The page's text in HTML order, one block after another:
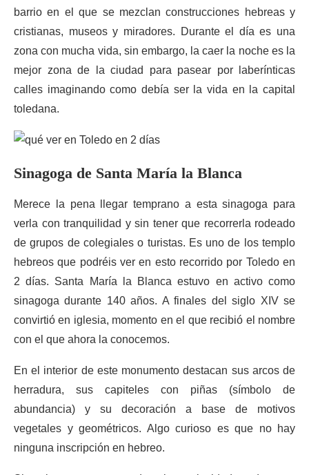
barrio en el que se mezclan construcciones hebreas y
cristianas, museos y miradores. Durante el día es una
zona con mucha vida, sin embargo, la caer la noche es la
mejor zona de la ciudad para pasear por laberínticas
calles imaginando como debía ser la vida en la capital
toledana.
Sinagoga de Santa María la Blanca
Merece la pena llegar temprano a esta sinagoga para
verla con tranquilidad y sin tener que recorrerla rodeado
de grupos de colegiales o turistas. Es uno de los templo
hebreos que podréis ver en esto recorrido por Toledo en
2 días. Santa María la Blanca estuvo en activo como
sinagoga durante 140 años. A finales del siglo XIV se
convirtió en iglesia, momento en el que recibió el nombre
con el que ahora la conocemos.
En el interior de este monumento destacan sus arcos de
herradura, sus capiteles con piñas (símbolo de
abundancia) y su decoración a base de motivos
vegetales y geométricos. Algo curioso es que no hay
ninguna inscripción en hebreo.